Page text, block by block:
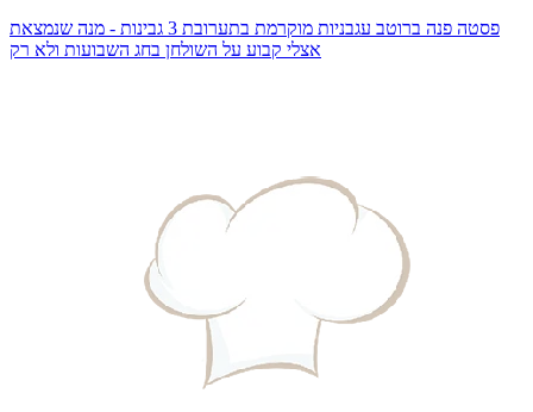
פסטה פנה ברוטב עגבניות מוקרמת בתערובת 3 גבינות - מנה שנמצאת
אצלי קבוע על השולחן בחג השבועות ולא רק